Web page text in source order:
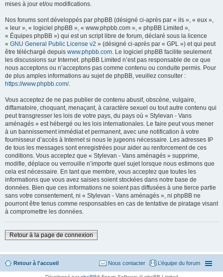
mises à jour et/ou modifications.
Nos forums sont développés par phpBB (désigné ci-après par « ils », « eux »,
« leur », « logiciel phpBB », « www.phpbb.com », « phpBB Limited »,
« Équipes phpBB ») qui est un script libre de forum, déclaré sous la licence
« GNU General Public License v2 » (désigné ci-après par « GPL ») et qui peut
être téléchargé depuis www.phpbb.com. Le logiciel phpBB facilite seulement
les discussions sur Internet. phpBB Limited n’est pas responsable de ce que
nous acceptons ou n’acceptons pas comme contenu ou conduite permis. Pour
de plus amples informations au sujet de phpBB, veuillez consulter :
https://www.phpbb.com/.
Vous acceptez de ne pas publier de contenu abusif, obscène, vulgaire,
diffamatoire, choquant, menaçant, à caractère sexuel ou tout autre contenu qui
peut transgresser les lois de votre pays, du pays où « Stylevan - Vans
aménagés » est hébergé ou les lois internationales. Le faire peut vous mener
à un bannissement immédiat et permanent, avec une notification à votre
fournisseur d’accès à Internet si nous le jugeons nécessaire. Les adresses IP
de tous les messages sont enregistrées pour aider au renforcement de ces
conditions. Vous acceptez que « Stylevan - Vans aménagés » supprime,
modifie, déplace ou verrouille n’importe quel sujet lorsque nous estimons que
cela est nécessaire. En tant que membre, vous acceptez que toutes les
informations que vous avez saisies soient stockées dans notre base de
données. Bien que ces informations ne soient pas diffusées à une tierce partie
sans votre consentement, ni « Stylevan - Vans aménagés », ni phpBB ne
pourront être tenus comme responsables en cas de tentative de piratage visant
à compromettre les données.
Retour à la page de connexion
Retour à l'accueil L’équipe du forum
Nous contacter